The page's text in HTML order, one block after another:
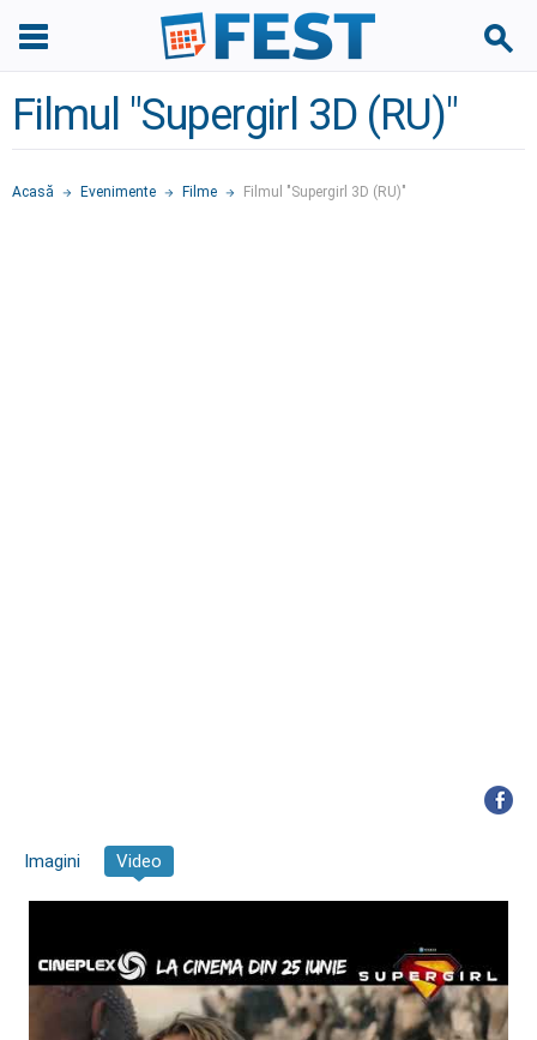
Filmul "Supergirl 3D (RU)"
Acasă Evenimente Filme Filmul "Supergirl 3D (RU)"
Imagini Video